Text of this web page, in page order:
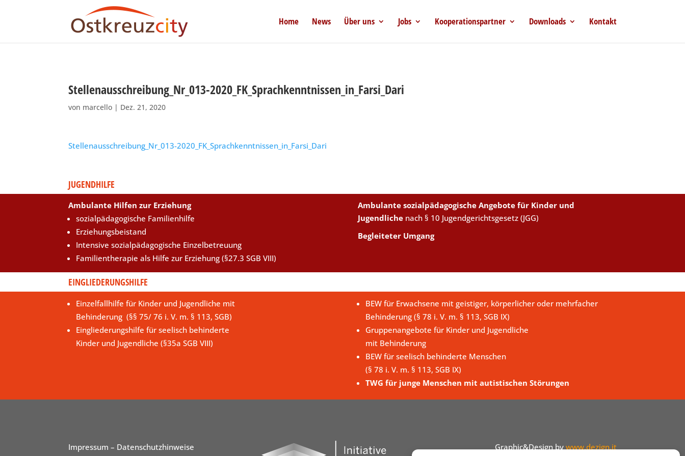
Home News Über uns Jobs Kooperationspartner Downloads Kontakt
Stellenausschreibung_Nr_013-2020_FK_Sprachkenntnissen_in_Farsi_Dari
von marcello | Dez. 21, 2020
Stellenausschreibung_Nr_013-2020_FK_Sprachkenntnissen_in_Farsi_Dari
JUGENDHILFE
Ambulante Hilfen zur Erziehung
sozialpädagogische Familienhilfe
Erziehungsbeistand
Intensive sozialpädagogische Einzelbetreuung
Familientherapie als Hilfe zur Erziehung (§27.3 SGB VIII)
Ambulante sozialpädagogische Angebote für Kinder und
Jugendliche nach § 10 Jugendgerichtsgesetz (JGG)
Begleiteter Umgang
EINGLIEDERUNGSHILFE
Einzelfallhilfe für Kinder und Jugendliche mit
Behinderung (§§ 75/ 76 i. V. m. § 113, SGB)
Eingliederungshilfe für seelisch behinderte
Kinder und Jugendliche (§35a SGB VIII)
BEW für Erwachsene mit geistiger, körperlicher oder mehrfacher
Behinderung (§ 78 i. V. m. § 113, SGB IX)
Gruppenangebote für Kinder und Jugendliche
mit Behinderung
BEW für seelisch behinderte Menschen
(§ 78 i. V. m. § 113, SGB IX)
TWG für junge Menschen mit autistischen Störungen
Impressum – Datenschutzhinweise Graphic&Design by www.dezign.it